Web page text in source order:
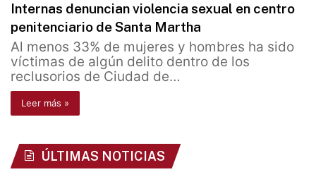
Internas denuncian violencia sexual en centro
penitenciario de Santa Martha
Al menos 33% de mujeres y hombres ha sido
víctimas de algún delito dentro de los
reclusorios de Ciudad de…
Leer más »
ÚLTIMAS NOTICIAS